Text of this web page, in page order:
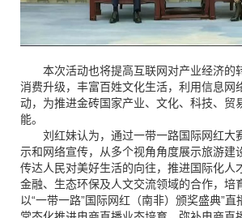
本次活动也将提高互联网对产业经济的
消费升级，丰富百姓文化生活，利用信息网
动，为推进金砖国家产业、文化、科技、贸
能。
刘红妹认为，通过一带一路国际网红大
示和网络宣传，从多个视角角度展示旅游建
传达人民对美好生活的向往，推进国际化人
金融、生态环保及人文交流领域的合作，培
以“一带一路”国际网红（南非）颁奖盛典”